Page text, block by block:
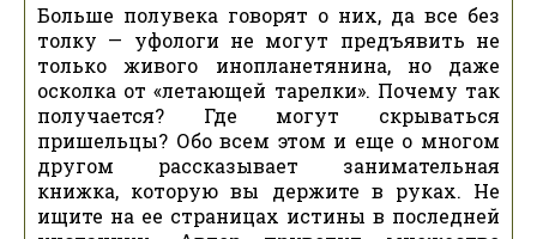
Больше полувека говорят о них, да все без
толку — уфологи не могут предъявить не
только живого инопланетянина, но даже
осколка от «летающей тарелки». Почему так
получается? Где могут скрываться
пришельцы? Обо всем этом и еще о многом
другом рассказывает занимательная
книжка, которую вы держите в руках. Не
ищите на ее страницах истины в последней